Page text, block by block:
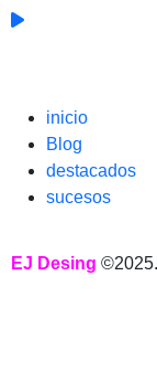
inicio
Blog
destacados
sucesos
EJ Desing